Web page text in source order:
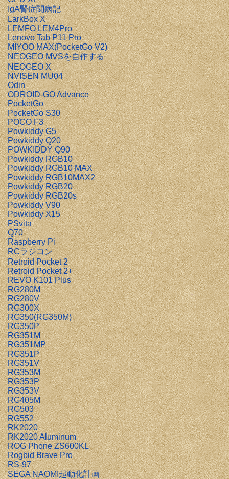
IgA腎症闘病記
LarkBox X
LEMFO LEM4Pro
Lenovo Tab P11 Pro
MIYOO MAX(PocketGo V2)
NEOGEO MVSを自作する
NEOGEO X
NVISEN MU04
Odin
ODROID-GO Advance
PocketGo
PocketGo S30
POCO F3
Powkiddy G5
Powkiddy Q20
POWKIDDY Q90
Powkiddy RGB10
Powkiddy RGB10 MAX
Powkiddy RGB10MAX2
Powkiddy RGB20
Powkiddy RGB20s
Powkiddy V90
Powkiddy X15
PSvita
Q70
Raspberry Pi
RCラジコン
Retroid Pocket 2
Retroid Pocket 2+
REVO K101 Plus
RG280M
RG280V
RG300X
RG350(RG350M)
RG350P
RG351M
RG351MP
RG351P
RG351V
RG353M
RG353P
RG353V
RG405M
RG503
RG552
RK2020
RK2020 Aluminum
ROG Phone ZS600KL
Rogbid Brave Pro
RS-97
SEGA NAOMI起動化計画